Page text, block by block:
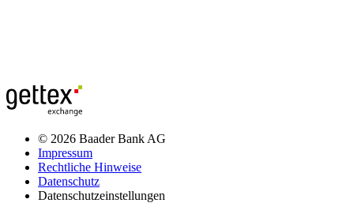
© 2026 Baader Bank AG
Impressum
Rechtliche Hinweise
Datenschutz
Datenschutzeinstellungen